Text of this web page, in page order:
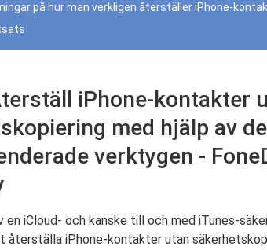
på hur man verkligen återställer iPhone-
iPhone-kontakter
med hjälp av
verktygen -
en iCloud- och kanske till och med iTunes-
iPhone-kontakter utan